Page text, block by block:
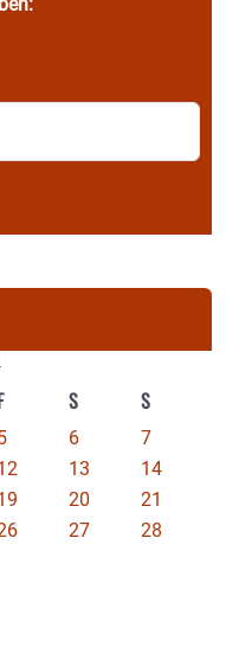
S S
6
7
13
14
20
21
27
28